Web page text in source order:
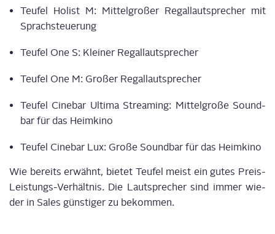
Teu­fel Holist M: Mit­tel­gro­ßer Regal­laut­spre­cher mit
Sprach­steue­rung
Teu­fel One S: Klei­ner Regal­laut­spre­cher
Teu­fel One M: Gro­ßer Regal­laut­spre­cher
Teu­fel Cine­bar Ulti­ma Strea­ming: Mit­tel­gro­ße Sound­
bar für das Heim­ki­no
Teu­fel Cine­bar Lux: Gro­ße Sound­bar für das Heimkino
Wie bereits erwähnt, bie­tet Teu­fel meist ein gutes Preis-
Leis­tungs-Ver­hält­nis. Die Laut­spre­cher sind immer wie­
der in Sales güns­ti­ger zu bekommen.